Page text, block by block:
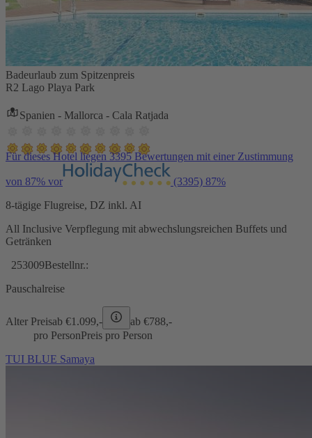
Badeurlaub zum Spitzenpreis
R2 Lago Playa Park
Spanien - Mallorca - Cala Ratjada
Für dieses Hotel liegen 3395 Bewertungen mit einer Zustimmung
von 87% vor (3395) 87%
8-tägige Flugreise, DZ inkl. AI
All Inclusive Verpflegung mit abwechslungsreichen Buffets und
Getränken
253009Bestellnr.:
Pauschalreise
Alter Preisab €1.099,- ab €788,-
pro PersonPreis pro Person
TUI BLUE Samaya